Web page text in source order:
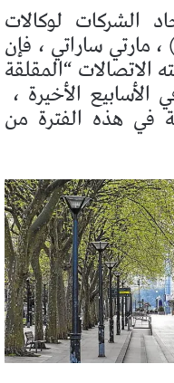
الشركات لوكالات
السفر المتخصصة (ACAVE) ، مارتي ساراتي ، فإن
الاتصالات “المقلقة
الأخيرة ،
في هذه الفترة من